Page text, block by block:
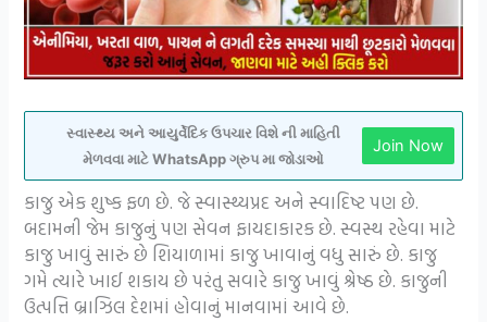
સ્વાસ્થ્ય અને આયુર્વેદિક ઉપચાર વિશે ની માહિતી
મેળવવા માટે WhatsApp ગ્રુપ મા જોડાઓ
Join Now
કાજુ એક શુષ્ક ફળ છે. જે સ્વાસ્થ્યપ્રદ અને સ્વાદિષ્ટ પણ છે.
બદામની જેમ કાજુનું પણ સેવન ફાયદાકારક છે. સ્વસ્થ રહેવા માટે
કાજુ ખાવું સારું છે શિયાળામાં કાજુ ખાવાનું વધુ સારું છે. કાજુ
ગમે ત્યારે ખાઈ શકાય છે પરંતુ સવારે કાજુ ખાવું શ્રેષ્ઠ છે. કાજુની
ઉત્પત્તિ બ્રાઝિલ દેશમાં હોવાનું માનવામાં આવે છે.